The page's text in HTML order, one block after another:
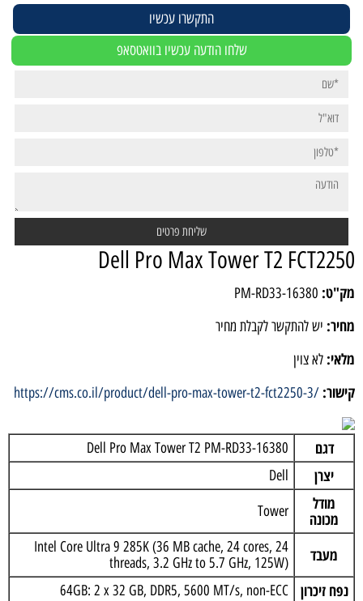
התקשרו עכשיו
שלחו הודעה עכשיו בוואטסאפ
Dell Pro Max Tower T2
PM-RD33-16380
יש להתקשר לקבלת מחיר
לא צוין
https://cms.co.il/product/dell-pro-max-tower-t2-fct2250-3/
דגם Dell Pro Max Tower T2 PM-RD33-16380
יצרן Dell
מודל
מכונה
Tower
מעבד
Intel Core Ultra 9 285K (36 MB cache, 24 cores, 24
threads, 3.2 GHz to 5.7 GHz, 125W)
נפח זיכרון 64GB: 2 x 32 GB, DDR5, 5600 MT/s, non-ECC